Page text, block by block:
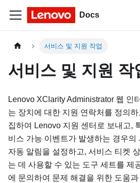
Docs
서비스 및 지원 작업
서비스 및 지원 작
Lenovo XClarity Administrator 웹 인
는 장치에 대한 지원 연락처를 정의
집하여 Lenovo 지원 센터로 보내고,
비스 가능 이벤트가 발생하는 경우의
자동 알림을 설정하고, 서비스 티켓
는 데 사용할 수 있는 도구 세트를 제
에 문의하여 문제 해결을 위한 도움